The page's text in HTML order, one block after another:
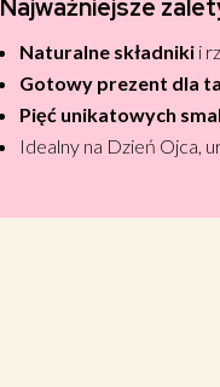
Najważniejsze
Naturalne składniki i
Gotowy prezent dla
Pięć unikatowych
Idealny na Dzień Ojca,